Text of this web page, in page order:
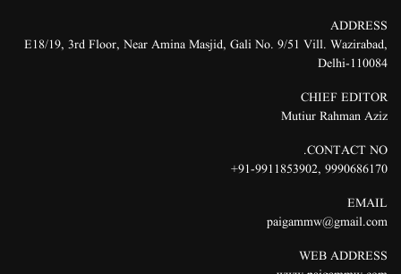
ADDRESS
E18/19, 3rd Floor, Near Amina Masjid, Gali No. 9/51 Vill. Wazirabad,
Delhi-110084
CHIEF EDITOR
Mutiur Rahman Aziz
CONTACT NO.
9990686170
,
91-9911853902+
EMAIL
paigammw@gmail.com
WEB ADDRESS